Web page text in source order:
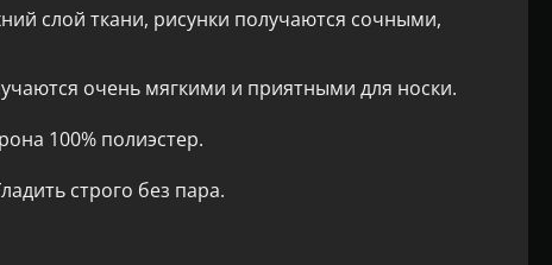
слой ткани, рисунки получаются сочными,
очень мягкими и приятными для носки.
100% полиэстер.
строго без пара.